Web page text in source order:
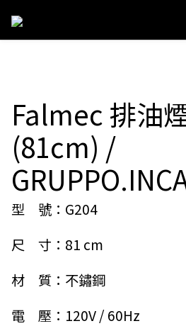
Falmec 排油
(81cm) /
型　號：G204
尺　寸：81 cm
材　質：不鏽鋼
電　壓：120V / 60Hz